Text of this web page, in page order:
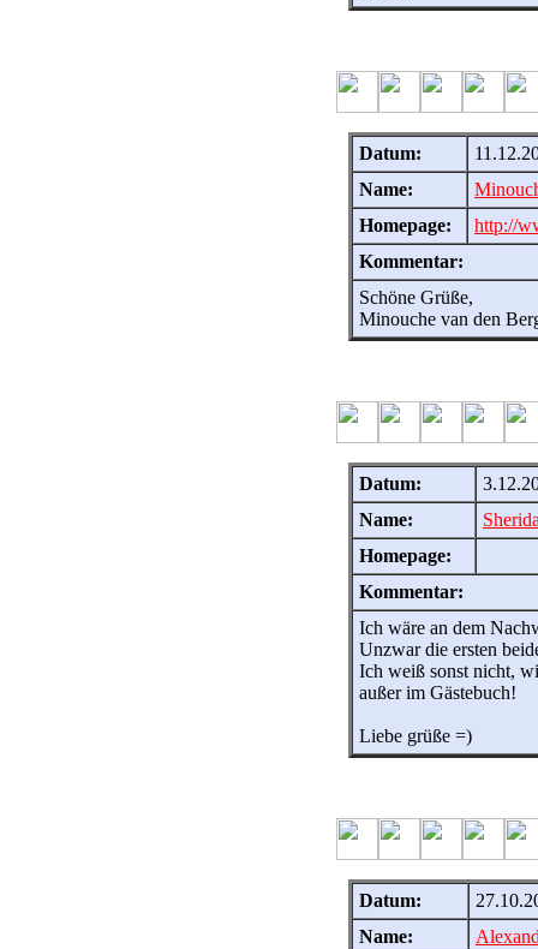
Datum:
Name:
Homepage:
http://
Kommentar:
Schöne Grüße,
Minouche van den
Datum:
Name:
Homepage:
Kommentar:
Ich wäre an dem
Unzwar die ersten
Ich weiß sonst nicht,
außer im Gästebuch!
Liebe grüße =)
Datum:
Name: